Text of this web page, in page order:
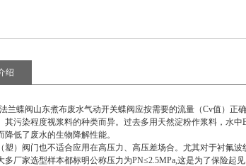
绍
兰蝶阀山东煮布废水气动开关蝶阀应按需要的流量（Cv值）正
其污染程度视浆料的种类而异。过去多用天然淀粉作浆料，水
降低了废水的生物降解性能。
塑）阀门也不适合应用在高压力、高压差场合。尤其对于衬氟
多厂家选型样本都标明公称压力为PN≤2.5MPa,这是为了保险起